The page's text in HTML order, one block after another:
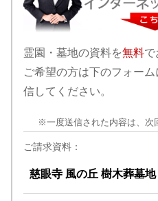
霊園・墓地の資料を無料で
ご希望の方は下のフォー
信してください。
※一度送信された内容は、次
ご請求資料：